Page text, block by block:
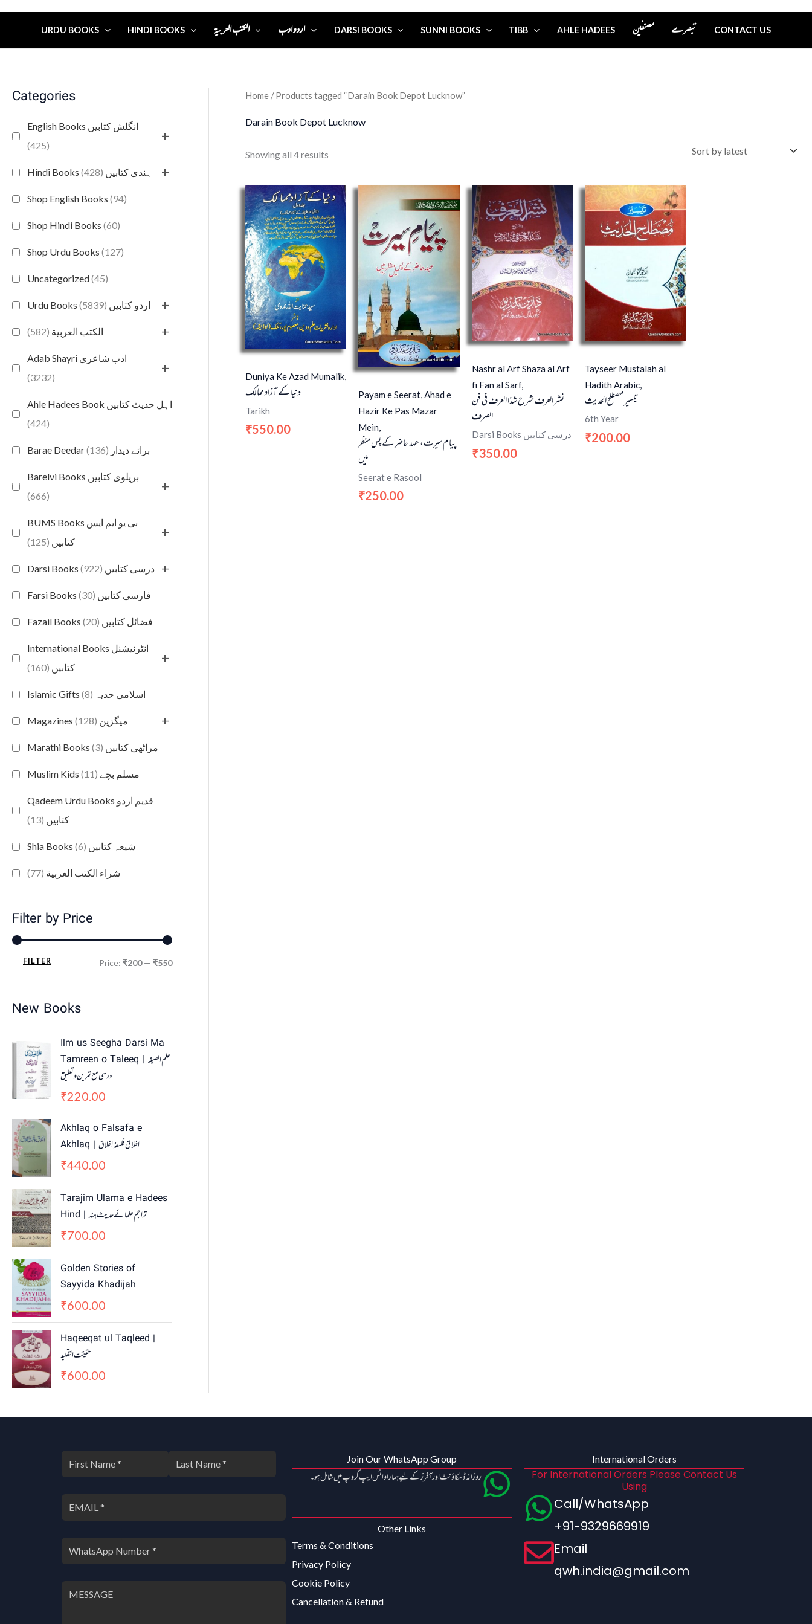
URDU BOOKS HINDI BOOKS الكتب العربية اردو ادب DARSI BOOKS SUNNI BOOKS TIBB AHLE HADEES مصنفین تبصرے CONTACT US
Categories
English Books انگلش کتابیں
(425)
+
Hindi Books ہندی کتابیں (428) +
Shop English Books (94)
Shop Hindi Books (60)
Shop Urdu Books (127)
Uncategorized(45)
Urdu Books اردو کتابیں (5839) +
الكتب العربية (582) +
Adab Shayri ادب شاعری
(3232)
+
Ahle Hadees Book اہل حدیث کتابیں
(424)
Barae Deedar برائے دیدار (136)
Barelvi Books بریلوی کتابیں
(666)
+
BUMS Books بی یو ایم ایس
کتابیں (125)
+
Darsi Books درسی کتابیں (922) +
Farsi Books فارسی کتابیں (30)
Fazail Books فضائل کتابیں (20)
International Books انٹرنیشنل
کتابیں (160)
+
Islamic Gifts اسلامی حدیہ (8)
Magazines میگزین (128) +
Marathi Books مراٹھی کتابیں (3)
Muslim Kids مسلم بچے (11)
Qadeem Urdu Books قدیم اردو
کتابیں (13)
Shia Books شیعہ کتابیں (6)
شراء الكتب العربية (77)
Filter by Price
FILTER Price: ₹200— ₹550
New Books
Ilm us Seegha Darsi Ma
Tamreen o Taleeq | علم الصیغہ
درسی مع تمرین و تعلیق
₹220.00
Akhlaq o Falsafa e
Akhlaq | اخلاق فلسفہ اخلاق
₹440.00
Tarajim Ulama e Hadees
Hind | تراجم علمائے حديث ہند
₹700.00
Golden Stories of
Sayyida Khadijah
₹600.00
Haqeeqat ul Taqleed |
حقیقت التقلید
₹600.00
Home / Products tagged “Darain Book Depot Lucknow”
Darain Book Depot Lucknow
Showing all 4 results
Duniya Ke Azad Mumalik,
دنیا کے آزاد ممالک
Tarikh
₹550.00
Payam e Seerat, Ahad e
Hazir Ke Pas Mazar
Mein,
پیام سیرت، عہد حاضر کے پس منظر
میں
Seerat e Rasool
₹250.00
Nashr al Arf Shaza al Arf
fi Fan al Sarf,
نشر العرف شرح شذا العرف في فن
الصرف
Darsi Books درسی کتابیں
₹350.00
Tayseer Mustalah al
Hadith Arabic,
تیسیر مصطلح الحدیث
6th Year
₹200.00
Join Our WhatsApp Group
روزانہ ڈسکاؤنٹ اور آفرز کے لیے ہمارا واٹس ایپ گروپ میں شامل ہو۔
Other Links
Terms & Conditions
Privacy Policy
Cookie Policy
Cancellation & Refund
International Orders
For International Orders Please Contact Us
Using
Call/WhatsApp
+91-9329669919
Email
qwh.india@gmail.com